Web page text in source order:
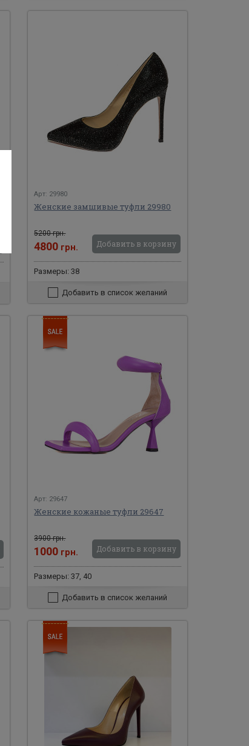
Арт: 29980
Женские замшивые туфли 29980
5200 грн.
4800 грн. Добавить в корзину
Размеры: 38
Добавить в список желаний
Арт: 29647
Женские кожаные туфли 29647
3900 грн.
1000 грн. Добавить в корзину
Размеры: 37, 40
Добавить в список желаний